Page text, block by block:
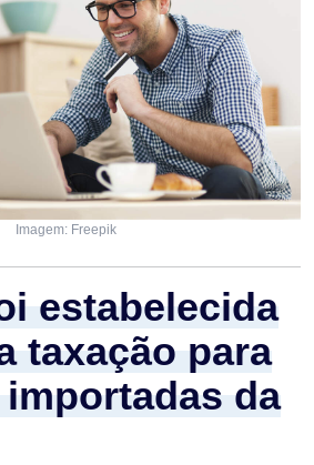
Imagem: Freepik
estabelecida
taxação para
da